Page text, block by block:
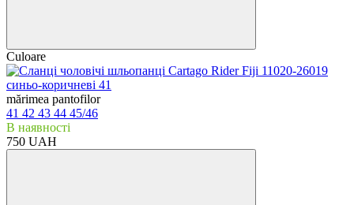
Culoare
mărimea pantofilor
41 42 43 44 45/46
В наявності
750 UAH